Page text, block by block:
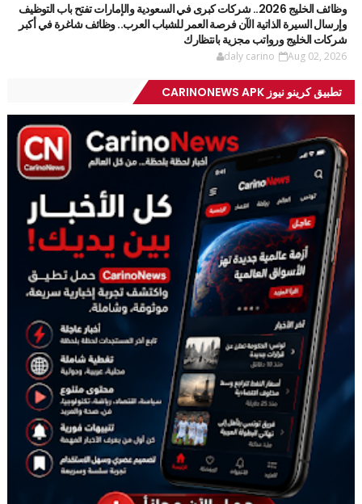
وظائف الخليج 2026.. شركات كبرى في السعودية والإمارات تفتح باب التوظيف
وإرسال السيرة الذاتية الآن فرصة العمر للشباب العرب.. وظائف شاغرة في أكبر
شركات الخليج ورواتب مجزية بانتظارك
daly carino Aug 02, 2026
تطبيق كرينو نيوز CARINONEWS APK